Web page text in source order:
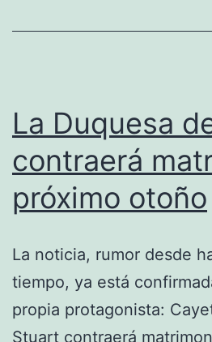
La Duquesa
contraerá
próximo otoño
La noticia, rumor desde
tiempo, ya está
propia protagonista:
Stuart contraerá